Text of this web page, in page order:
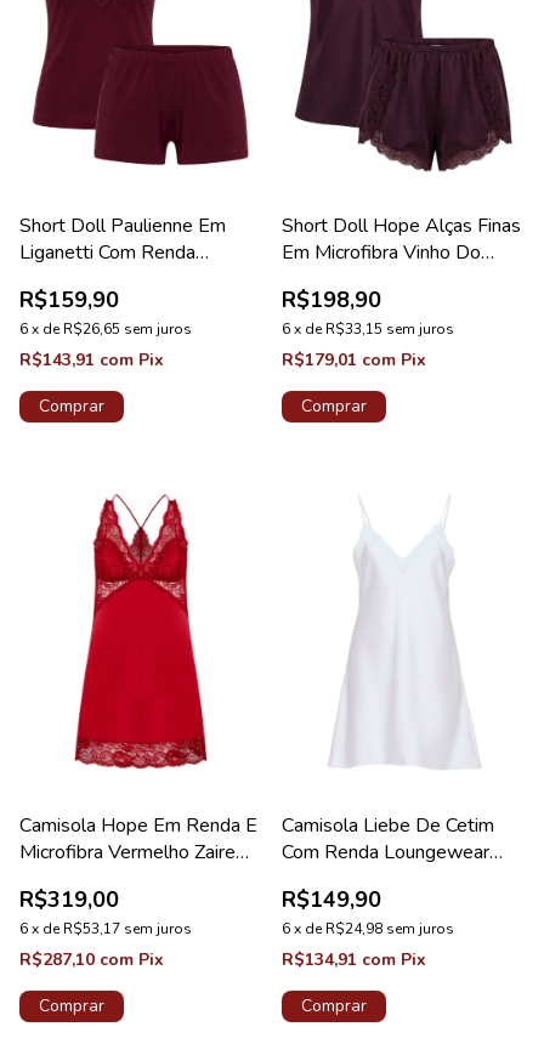
Short Doll Paulienne Em
Liganetti Com Renda
R$159,90
6x deR$26,65 sem juros
R$143,91 com Pix
Comprar
Short Doll Hope Alças Finas
Em Microfibra Vinho Do
R$198,90
6x deR$33,15 sem juros
R$179,01 com Pix
Comprar
Camisola Hope Em Renda E
Microfibra Vermelho Zaire
R$319,00
6x deR$53,17 sem juros
R$287,10 com Pix
Comprar
Camisola Liebe De Cetim
Com Renda Loungewear
R$149,90
6x deR$24,98 sem juros
R$134,91 com Pix
Comprar